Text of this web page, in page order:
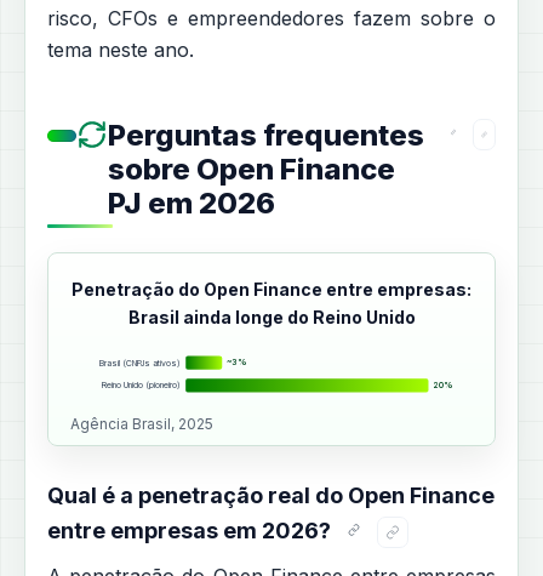
risco, CFOs e empreendedores fazem sobre o
tema neste ano.
Perguntas frequentes
sobre Open Finance
PJ em 2026
Penetração do Open Finance entre empresas:
Brasil ainda longe do Reino Unido
Brasil (CNPJs ativos) ~3%
Reino Unido (pioneiro) 20%
Agência Brasil, 2025
Qual é a penetração real do Open Finance
entre empresas em 2026?